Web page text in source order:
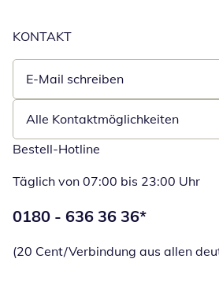
KONTAKT
E-Mail schreiben
Öffnet E-Mail-Client
Alle Kontaktmöglichkeiten
Bestell-Hotline
Täglich von 07:00 bis 23:00 Uhr
Telefonnummer:
0180 - 636 36 36*
(20 Cent/Verbindung aus allen